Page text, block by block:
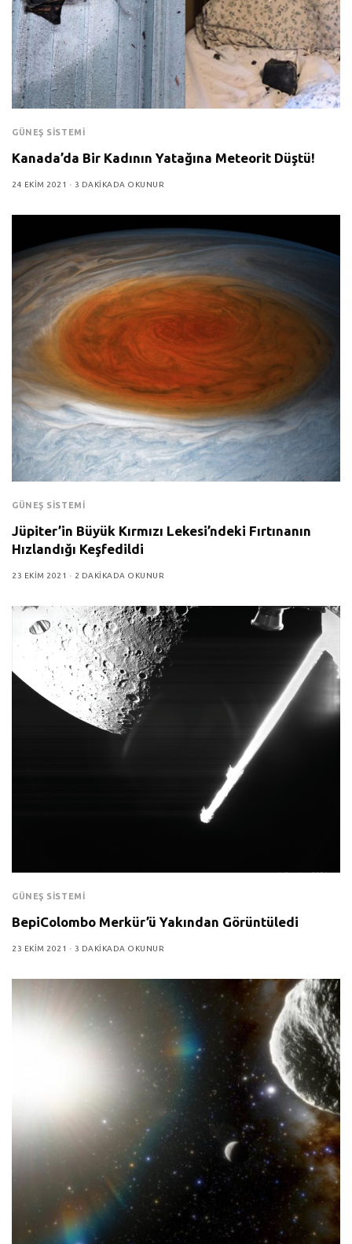
GÜNEŞ SISTEMI
Kanada’da Bir Kadının Yatağına Meteorit Düştü!
24 EKIM 2021 3 DAKIKADA OKUNUR
GÜNEŞ SISTEMI
Jüpiter’in Büyük Kırmızı Lekesi’ndeki Fırtınanın
Hızlandığı Keşfedildi
23 EKIM 2021 2 DAKIKADA OKUNUR
GÜNEŞ SISTEMI
BepiColombo Merkür’ü Yakından Görüntüledi
23 EKIM 2021 3 DAKIKADA OKUNUR